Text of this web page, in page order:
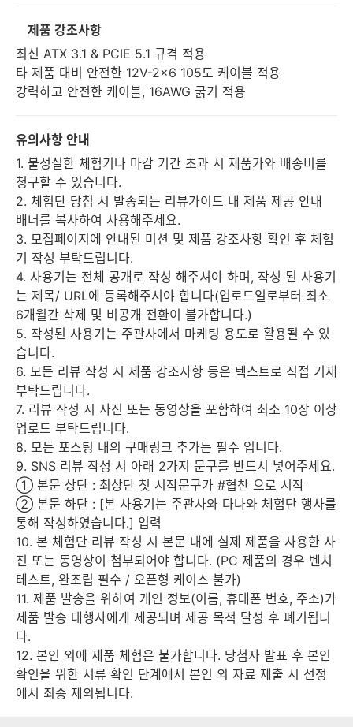
제품 강조사항
최신 ATX 3.1 & PCIE 5.1 규격 적용
타 제품 대비 안전한 12V-2x6 105도 케이블 적용
강력하고 안전한 케이블, 16AWG 굵기 적용
유의사항 안내
1. 불성실한 체험기나 마감 기간 초과 시 제품가와 배송비를
청구할 수 있습니다.
2. 체험단 당첨 시 발송되는 리뷰가이드 내 제품 제공 안내
배너를 복사하여 사용해주세요.
3. 모집페이지에 안내된 미션 및 제품 강조사항 확인 후 체험
기 작성 부탁드립니다.
4. 사용기는 전체 공개로 작성 해주셔야 하며, 작성 된 사용기
는 제목/ URL에 등록해주셔야 합니다(업로드일로부터 최소
6개월간 삭제 및 비공개 전환이 불가합니다.)
5. 작성된 사용기는 주관사에서 마케팅 용도로 활용될 수 있
습니다.
6. 모든 리뷰 작성 시 제품 강조사항 등은 텍스트로 직접 기재
부탁드립니다.
7. 리뷰 작성 시 사진 또는 동영상을 포함하여 최소 10장 이상
업로드 부탁드립니다.
8. 모든 포스팅 내의 구매링크 추가는 필수 입니다.
9. SNS 리뷰 작성 시 아래 2가지 문구를 반드시 넣어주세요.
① 본문 상단 : 최상단 첫 시작문구가 #협찬 으로 시작
② 본문 하단 : [본 사용기는 주관사와 다나와 체험단 행사를
통해 작성하였습니다.] 입력
10. 본 체험단 리뷰 작성 시 본문 내에 실제 제품을 사용한 사
진 또는 동영상이 첨부되어야 합니다. (PC 제품의 경우 벤치
테스트, 완조립 필수 / 오픈형 케이스 불가)
11. 제품 발송을 위하여 개인 정보(이름, 휴대폰 번호, 주소)가
제품 발송 대행사에게 제공되며 제공 목적 달성 후 폐기됩니
다.
12. 본인 외에 제품 체험은 불가합니다. 당첨자 발표 후 본인
확인을 위한 서류 확인 단계에서 본인 외 자료 제출 시 선정
에서 최종 제외됩니다.